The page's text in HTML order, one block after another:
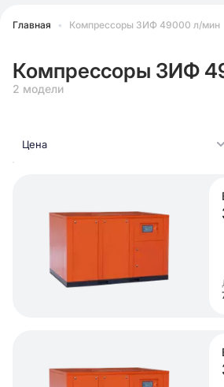
Главная • Компрессоры ЗИФ 49000 л/мин
Компрессоры ЗИФ
2 модели
Цена